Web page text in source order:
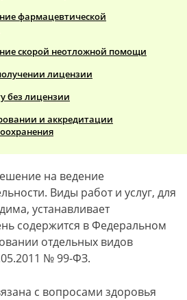
фармацевтической
скорой неотложной помощи
лицензии
без лицензии
и аккредитации
на ведение
Виды работ и услуг, для
устанавливает
содержится в Федеральном
отдельных видов
№ 99-ФЗ.
с вопросами здоровья